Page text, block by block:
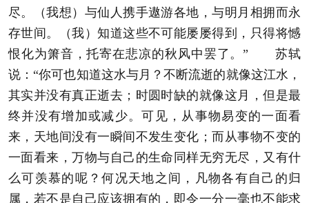
尽。（我想）与仙人携手遨游各地，与明月相拥而永
存世间。（我）知道这些不可能屡屡得到，只得将憾
恨化为箫音，托寄在悲凉的秋风中罢了。” 苏轼
说：“你可也知道这水与月？不断流逝的就像这江水，
其实并没有真正逝去；时圆时缺的就像这月，但是最
终并没有增加或减少。可见，从事物易变的一面看
来，天地间没有一瞬间不发生变化；而从事物不变的
一面看来，万物与自己的生命同样无穷无尽，又有什
么可羡慕的呢？何况天地之间，凡物各有自己的归
属，若不是自己应该拥有的，即令一分一毫也不能求